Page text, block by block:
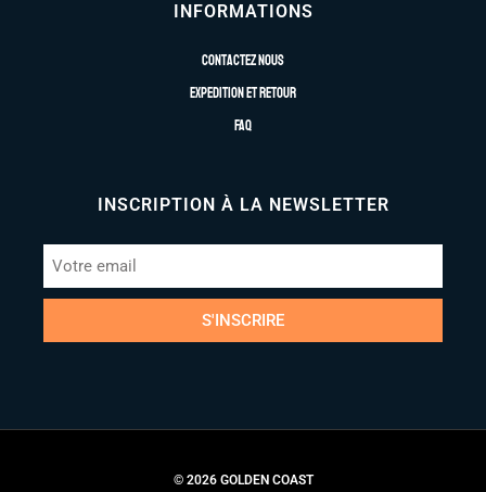
INFORMATIONS
Contactez nous
Expedition et retour
FAQ
INSCRIPTION À LA NEWSLETTER
S'INSCRIRE
© 2026 GOLDEN COAST